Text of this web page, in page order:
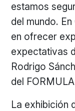
estamos
del mundo.
en ofrecer
expectativas
Rodrigo
del
La exhibición